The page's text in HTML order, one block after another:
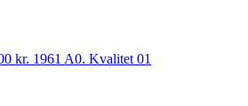
kr. 1961 A0. Kvalitet 01